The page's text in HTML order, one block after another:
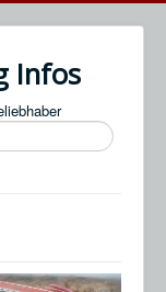
Infos